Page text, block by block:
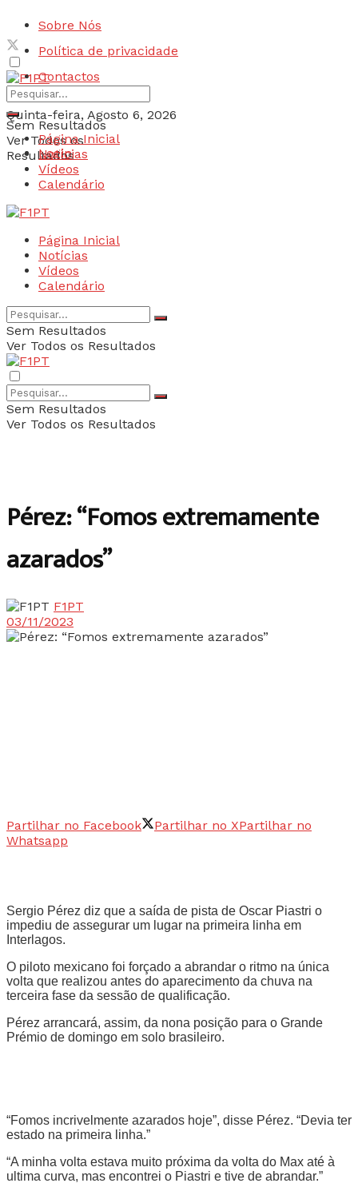
Sobre Nós
Política de privacidade
Contactos
Quinta-feira, Agosto 6, 2026
Login
Sem Resultados
Ver Todos os
Resultados
Página Inicial
Notícias
Vídeos
Calendário
Página Inicial
Notícias
Vídeos
Calendário
Sem Resultados
Ver Todos os Resultados
Sem Resultados
Ver Todos os Resultados
Pérez: “Fomos extremamente
azarados”
F1PT
03/11/2023
Partilhar no Facebook Partilhar no XPartilhar no
Whatsapp
Sergio Pérez diz que a saída de pista de Oscar Piastri o
impediu de assegurar um lugar na primeira linha em
Interlagos.
O piloto mexicano foi forçado a abrandar o ritmo na única
volta que realizou antes do aparecimento da chuva na
terceira fase da sessão de qualificação.
Pérez arrancará, assim, da nona posição para o Grande
Prémio de domingo em solo brasileiro.
“Fomos incrivelmente azarados hoje”, disse Pérez. “Devia ter
estado na primeira linha.”
“A minha volta estava muito próxima da volta do Max até à
ultima curva, mas encontrei o Piastri e tive de abrandar.”